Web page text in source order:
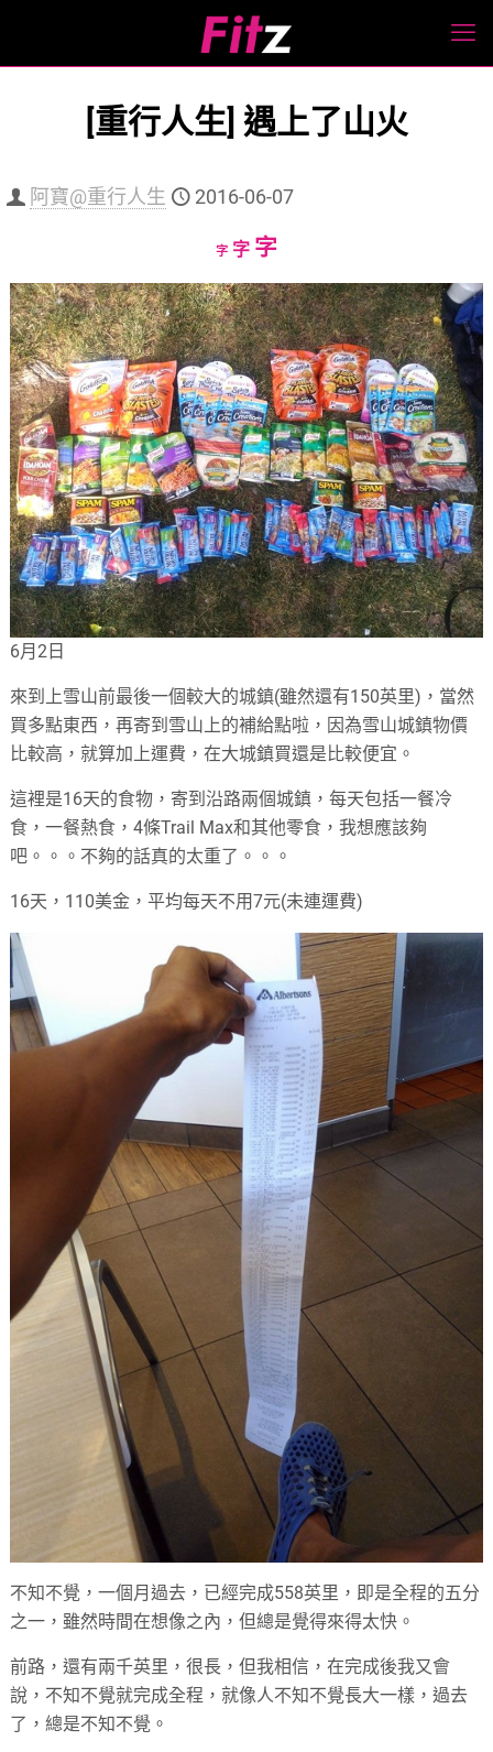
[重行人生] 遇上了山火
阿寶@重行人生 2016-06-07
字Decrease
size.
字Reset
size.
字Increase
size.
6月2日
來到上雪山前最後一個較大的城鎮(雖然還有150英里)，當然
買多點東西，再寄到雪山上的補給點啦，因為雪山城鎮物價
比較高，就算加上運費，在大城鎮買還是比較便宜。
這裡是16天的食物，寄到沿路兩個城鎮，每天包括一餐冷
食，一餐熱食，4條Trail Max和其他零食，我想應該夠
吧。。。不夠的話真的太重了。。。
16天，110美金，平均每天不用7元(未連運費)
不知不覺，一個月過去，已經完成558英里，即是全程的五分
之一，雖然時間在想像之內，但總是覺得來得太快。
前路，還有兩千英里，很長，但我相信，在完成後我又會
說，不知不覺就完成全程，就像人不知不覺長大一樣，過去
了，總是不知不覺。